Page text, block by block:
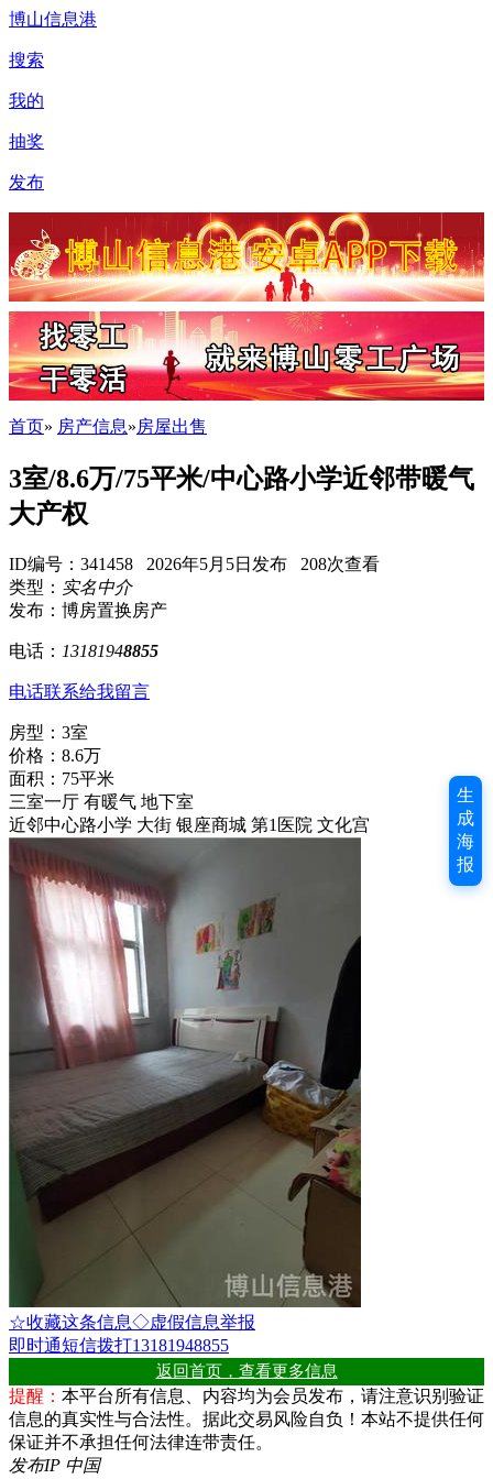
博山信息港
搜索
我的
抽奖
发布
首页» 房产信息»房屋出售
3室/8.6万/75平米/中心路小学近邻带暖气
大产权
ID编号：341458 2026年5月5日发布 208次查看
类型： 实名中介
发布：博房置换房产
电话： 13181948855
电话联系给我留言
房型：3室
价格：8.6万
面积：75平米
三室一厅 有暖气 地下室
近邻中心路小学 大街 银座商城 第1医院 文化宫
☆收藏这条信息◇虚假信息举报
即时通短信拨打13181948855
返回首页，查看更多信息
提醒： 本平台所有信息、内容均为会员发布，请注意识别验证
信息的真实性与合法性。据此交易风险自负！本站不提供任何
保证并不承担任何法律连带责任。
发布IP 中国
生
成
海
报